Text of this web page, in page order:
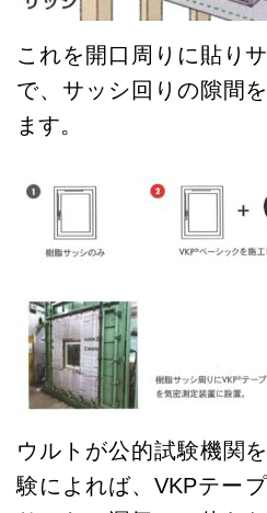
これを開口周りに貼り
で、サッシ回りの隙間
ます。
ウルトが公的試験機関
験によれば、VKPテー